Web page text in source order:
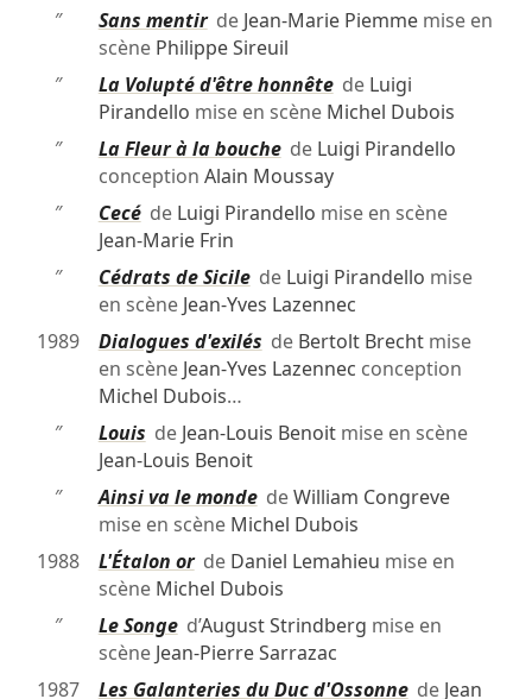
″
Sans mentirde Jean-Marie Piemmemise en
scène Philippe Sireuil
″
La Volupté d'être honnêtede Luigi
Pirandello mise en scène Michel Dubois
″
La Fleur à la bouchede Luigi Pirandello
conception Alain Moussay
″
Cecéde Luigi Pirandello mise en scène
Jean-Marie Frin
″
Cédrats de Sicilede Luigi Pirandello mise
en scène Jean-Yves Lazennec
1989
Dialogues d'exilés de Bertolt Brechtmise
en scène Jean-Yves Lazennec conception
Michel Dubois…
″
Louis de Jean-Louis Benoitmise en scène
Jean-Louis Benoit
″
Ainsi va le mondedeWilliam Congreve
mise en scène Michel Dubois
1988
L'Étalon orde Daniel Lemahieu mise en
scène Michel Dubois
″
Le Songed’August Strindberg mise en
scène Jean-Pierre Sarrazac
1987
Les Galanteries du Duc d'Ossonnede Jean